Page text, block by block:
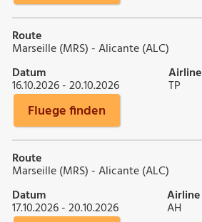
Route
Marseille (MRS) - Alicante (ALC)
Datum
16.10.2026 - 20.10.2026
Airline
TP
Fluege finden
Route
Marseille (MRS) - Alicante (ALC)
Datum
17.10.2026 - 20.10.2026
Airline
AH